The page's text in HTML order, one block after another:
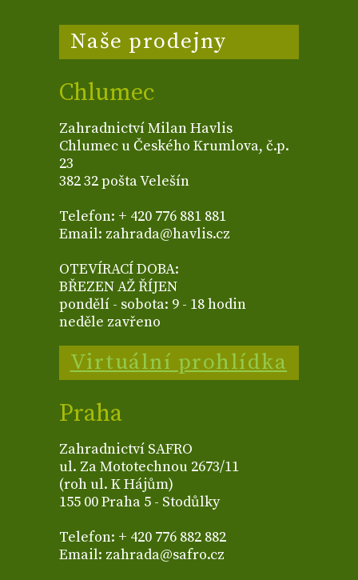
Naše prodejny
Chlumec
Zahradnictví Milan Havlis
Chlumec u Českého Krumlova, č.p.
23
382 32 pošta Velešín
Telefon: + 420 776 881 881
Email: zahrada@havlis.cz
OTEVÍRACÍ DOBA:
BŘEZEN AŽ ŘÍJEN
pondělí - sobota: 9 - 18 hodin
neděle zavřeno
Virtuální prohlídka
Praha
Zahradnictví SAFRO
ul. Za Mototechnou 2673/11
(roh ul. K Hájům)
155 00 Praha 5 - Stodůlky
Telefon: + 420 776 882 882
Email: zahrada@safro.cz